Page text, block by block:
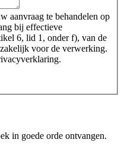
aanvraag te behandelen op
bij effectieve
6, lid 1, onder f), van de
voor de verwerking.
in goede orde ontvangen.